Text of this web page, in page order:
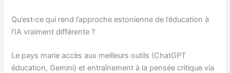
Qu’est‑ce qui rend l’approche estonienne de l’éducation à
l’IA vraiment différente ?
Le pays marie accès aux meilleurs outils (ChatGPT
éducation, Gemini) et entraînement à la pensée critique via